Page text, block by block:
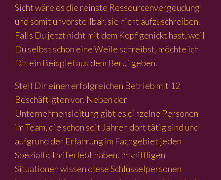
Sicht wäre es die reinste Ressourcenvergeudung
und somit unvorstellbar, sie nicht aufzuschreiben.
Falls Du jetzt nicht mit dem Kopf genickt hast, weil
Du selbst schon eine Weile schreibst, möchte ich
Dir ein Beispiel aus dem Beruf geben.
Stell Dir einen erfolgreichen Betrieb mit 12
Beschäftigten vor. Neben der
Unternehmensleitung gibt es einzelne Personen
im Team, die schon seit Jahren dort tätig sind und
aufgrund der Erfahrung im Fachgebiet jeden
Spezialfall miterlebt haben. In kniffligen
Situationen wissen diese Schlüsselpersonen